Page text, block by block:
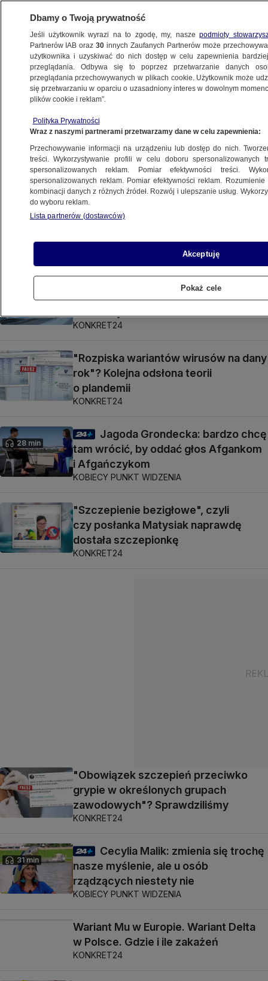
ZDROWIE
NAJNOWSZE INFORMACJE
Czas oczekiwania do specjalisty
"wzrasta rekordowo"? Nie wszędzie,
ale w dwóch przypadkach
szczególnie
KONKRET24
Ilu zaszczepionych zostało
zakażonych, czy ilu zakażonych jest
Szczepionka Pfizera "od teraz
nie będzie dwudawkowa"? Koncern
KONKRET24
"Rozpiska wariantów wirusów na dany
rok"? Kolejna odsłona teorii
o plandemii
KONKRET24
28 min
Jagoda Grondecka: bardzo chcę
tam wrócić, by oddać głos Afgankom
i Afgańczykom
KOBIECY PUNKT WIDZENIA
"Szczepienie bezigłowe", czyli
czy posłanka Matysiak naprawdę
dostała szczepionkę
KONKRET24
"Obowiązek szczepień przeciwko
grypie w określonych grupach
zawodowych"? Sprawdziliśmy
KONKRET24
31 min
Cecylia Malik: zmienia się trochę
nasze myślenie, ale u osób
rządzących niestety nie
KOBIECY PUNKT WIDZENIA
Wariant Mu w Europie. Wariant Delta
w Polsce. Gdzie i ile zakażeń
KONKRET24
Dbamy o Twoją prywatność
Jeśli użytkownik wyrazi na to zgodę, my, naszepodmioty
Partnerów IAB oraz30 innych Zaufanych Partnerów może
użytkownika i uzyskiwać do nich dostęp w celu zapewnienia
przeglądania. Odbywa się to poprzez przetwarzanie danych
przeglądania przechowywanych w plikach cookie. Użytkownik może
się przetwarzaniu w oparciu o uzasadniony interes w dowolnym
plików cookie i reklam”.
Polityka Prywatności
Wraz z naszymi partnerami przetwarzamy dane w celu zapewnienia:
Przechowywanie informacji na urządzeniu lub dostęp do nich.
treści. Wykorzystywanie profili w celu doboru spersonalizowanych
spersonalizowanych reklam. Pomiar efektywności treści.
spersonalizowanych reklam. Pomiar efektywności reklam.
kombinacji danych z różnych źródeł. Rozwój i ulepszanie usług.
do wyboru reklam.
Lista partnerów (dostawców)
Akceptuję
Pokaż cele